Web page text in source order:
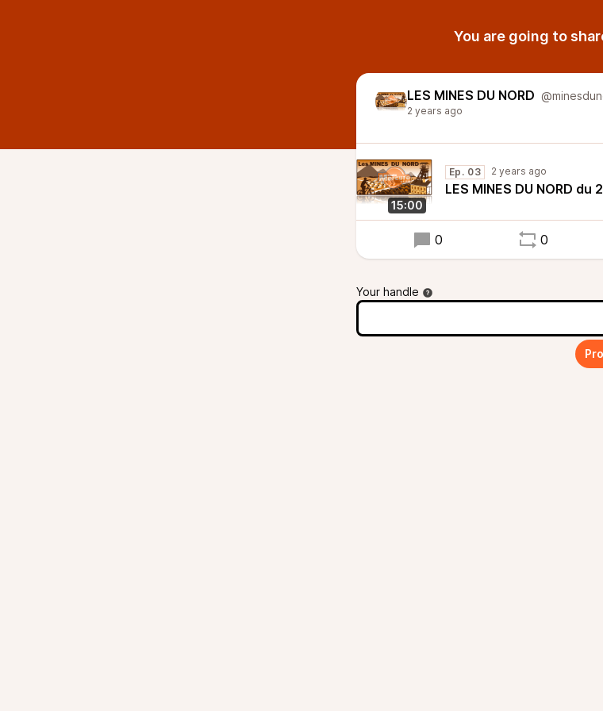
You are going to
LES MINES DU NORD
2 years ago
15:00
Ep. 03 2 years ago
LES MINES DU NORD
0 0
Your handle